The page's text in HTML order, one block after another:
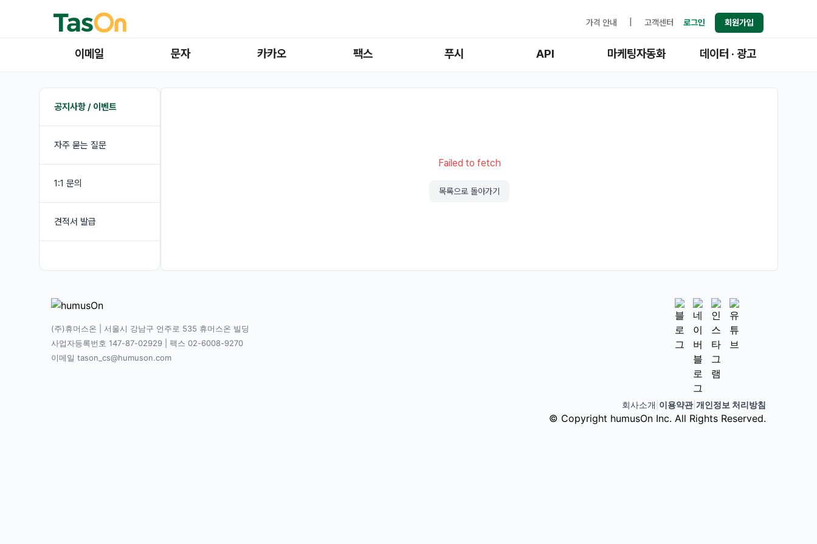
가격 안내 고객센터 로그인 회원가입
이메일 문자 카카오 팩스 푸시 API 마케팅자동화 데이터 · 광고
공지사항 / 이벤트
자주 묻는 질문
1:1 문의
견적서 발급
Failed to fetch
목록으로 돌아가기
(주)휴머스온 | 서울시 강남구 언주로 535 휴머스온 빌딩
사업자등록번호 147-87-02929 | 팩스 02-6008-9270
이메일 tason_cs@humuson.com
회사소개 이용약관| 개인정보 처리방침
© Copyright humusOn Inc. All Rights Reserved.